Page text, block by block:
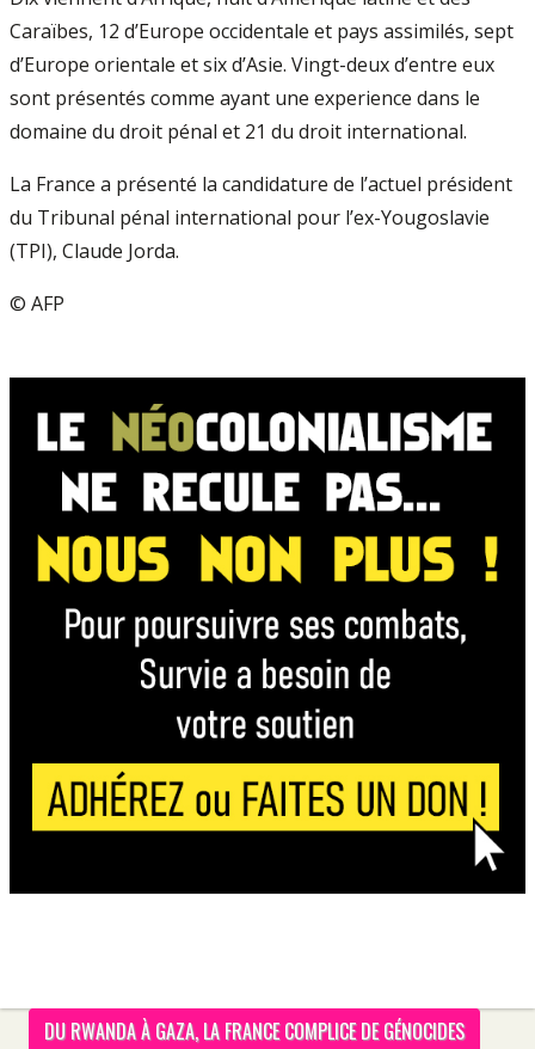
Caraïbes, 12 d’Europe occidentale et pays assimilés, sept
d’Europe orientale et six d’Asie. Vingt-deux d’entre eux
sont présentés comme ayant une experience dans le
domaine du droit pénal et 21 du droit international.
La France a présenté la candidature de l’actuel président
du Tribunal pénal international pour l’ex-Yougoslavie
(TPI), Claude Jorda.
© AFP
DU RWANDA À GAZA, LA FRANCE COMPLICE DE GÉNOCIDES